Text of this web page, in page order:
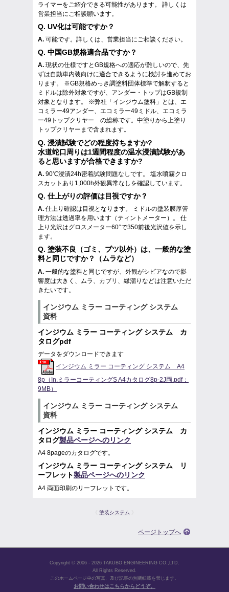
ライマーをご紹介できる可能性があります。 詳しくは
営業担当にご相談願います。
Q. UV化は可能ですか？
A. 可能です。詳しくは、営業担当にご相談ください。
Q. 中国GB規格適合品ですか？
A. 現状の仕様ですとGB規格への適応が難しいので、先
ずは自動車内装向けに適合できるように検討を進めてお
ります。 ※GB規格めっき調塗料団体標準で解釈すると
ミドルは除外対象ですが、アンダー・トップはGB規制
対象となります。 ※弊社「インジウム塗料」とは、エ
コミラー49アンダー、エコミラー49ミドル、エコミラ
ー49トップクリヤー の総称です。中塗りから上塗り
トップクリヤーまで含まれます。
Q. 浸漬試験でどの程度持ちますか?
水道蛇口周りは1週間程度の温水浸漬試験があ
ると思いますが合格できますか?
A. 90℃浸漬24h密着試験問題なしです。 塩水噴霧クロ
スカットあり1,000h外観異常なしを確認しています。
Q. 仕上がりの評価は目視ですか？
A. 仕上り確認は目視となります。 ミドルの塗装膜厚管
理方法は透過率を用います（ティントメーター）。 仕
上り光沢はグロスメーター60°で350前後光沢値を示し
ます。
Q. 塗装不良（ゴミ、ブツ以外）は、一般的な塗
料と同じですか？（ムラなど）
A. 一般的な塗料と同じですが、外観がシビアなので影
響度は大きく、ムラ、カブリ、縁溜りなどは注意いただ
きたいです。
インジウム ミラー コーティング システム
資料
インジウム ミラー コーティング システム カ
タログpdf
データをダウンロードできます
インジウム ミラー コーティング システム A4
8p（In.ミラーコーティングS A4カタログ8p-2J両.pdf：
9MB）
インジウム ミラー コーティング システム
資料
インジウム ミラー コーティング システム カ
タログ製品ページへのリンク
A4 8pageのカタログです。
インジウム ミラー コーティング システム リ
ーフレット製品ページへのリンク
A4 両面印刷のリーフレットです。
塗装システム
ページトップへ
Copyright © 2006 - 2026 TAKUBO ENGINEERING CO.,LTD.
All Rights Reserved.
このホームページ中の写真、及び記事の無断転載を禁じます。
お問い合わせはこちらからどうぞ。